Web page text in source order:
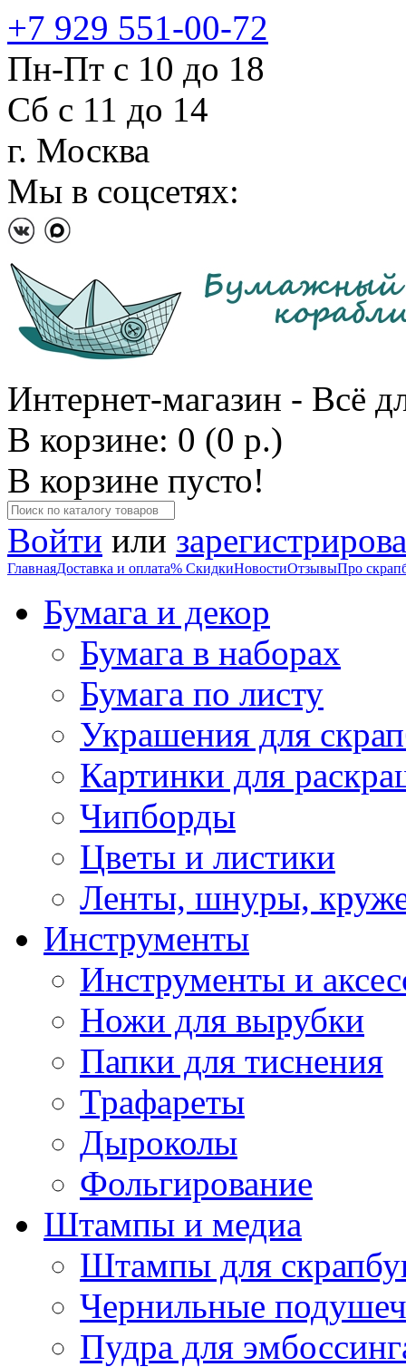
+7 929 551-00-72
Пн-Пт с 10 до 18
Сб с 11 до 14
г. Москва
Мы в соцсетях:
Интернет-магазин - Всё
В корзине: 0 (0 р.)
В корзине пусто!
Войти или
ГлавнаяДоставка и оплата% СкидкиНовостиОтзывыПро
Бумага и декор
Бумага в наборах
Бумага по листу
Украшения для
Картинки для
Чипборды
Цветы и листики
Ленты, шнуры,
Инструменты
Инструменты и
Ножи для вырубки
Папки для тиснения
Трафареты
Дыроколы
Фольгирование
Штампы и медиа
Штампы для
Чернильные
Пудра для